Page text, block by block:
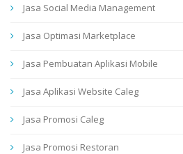
Jasa Social Media Management
Jasa Optimasi Marketplace
Jasa Pembuatan Aplikasi Mobile
Jasa Aplikasi Website Caleg
Jasa Promosi Caleg
Jasa Promosi Restoran